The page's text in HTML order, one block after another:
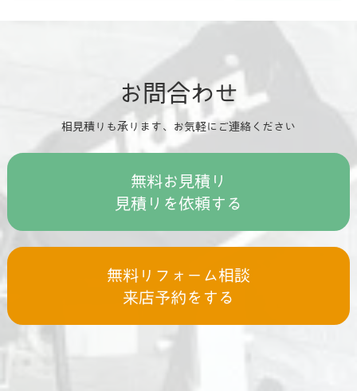
お問合わせ
相見積りも承ります、お気軽にご連絡ください
無料お見積り
見積りを依頼する
無料リフォーム相談
来店予約をする